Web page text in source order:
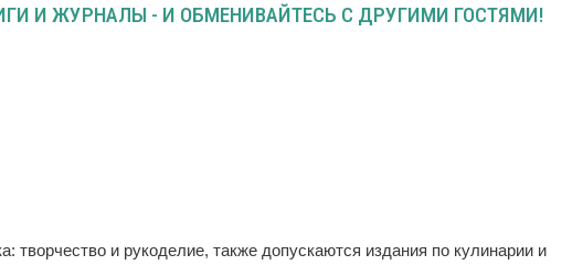
И ЖУРНАЛЫ - И ОБМЕНИВАЙТЕСЬ С ДРУГИМИ ГОСТЯМИ!
и рукоделие, также допускаются издания по кулинарии и